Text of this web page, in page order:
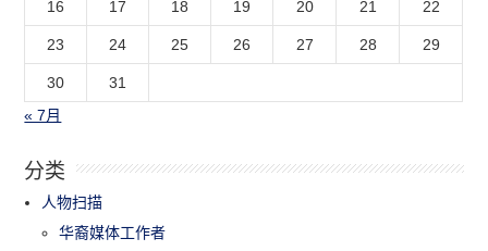
16 17 18 19 20 21 22
23 24 25 26 27 28 29
30
31
« 7月
分类
人物扫描
华裔媒体工作者